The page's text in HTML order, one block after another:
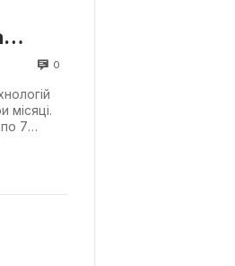
0
місяці.
7